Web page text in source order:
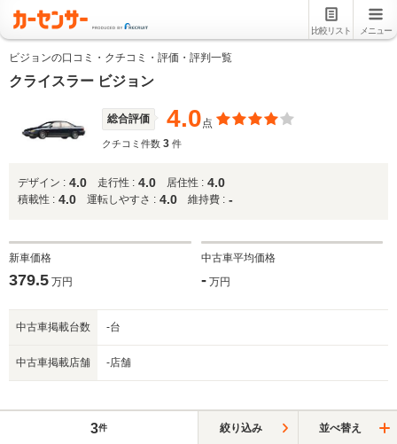
比較リスト メニュー
ビジョンの口コミ・クチコミ・評価・評判一覧
クライスラー ビジョン
総合評価 4.0点
クチコミ件数 3 件
デザイン : 4.0 走行性 : 4.0 居住性 : 4.0
積載性 : 4.0 運転しやすさ : 4.0 維持費 : -
新車価格
379.5 万円
中古車平均価格
-万円
中古車掲載台数 -台
中古車掲載店舗 -店舗
3件 絞り込み 並べ替え